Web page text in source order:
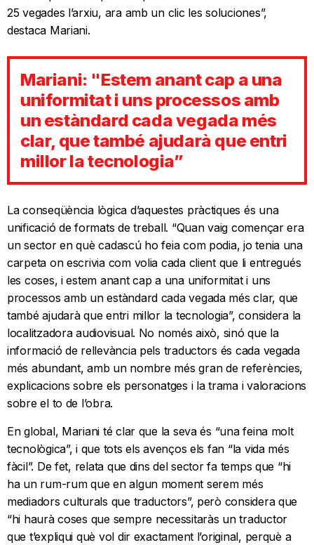
25 vegades l’arxiu, ara amb un clic les soluciones”,
destaca Mariani.
Mariani: "Estem anant cap a una
uniformitat i uns processos amb
un estàndard cada vegada més
clar, que també ajudarà que entri
millor la tecnologia”
La conseqüència lògica d’aquestes pràctiques és una
unificació de formats de treball. “Quan vaig començar era
un sector en què cadascú ho feia com podia, jo tenia una
carpeta on escrivia com volia cada client que li entregués
les coses, i estem anant cap a una uniformitat i uns
processos amb un estàndard cada vegada més clar, que
també ajudarà que entri millor la tecnologia”, considera la
localitzadora audiovisual. No només això, sinó que la
informació de rellevància pels traductors és cada vegada
més abundant, amb un nombre més gran de referències,
explicacions sobre els personatges i la trama i valoracions
sobre el to de l’obra.
En global, Mariani té clar que la seva és “una feina molt
tecnològica”, i que tots els avenços els fan “la vida més
fàcil”. De fet, relata que dins del sector fa temps que “hi
ha un rum-rum que en algun moment serem més
mediadors culturals que traductors”, però considera que
“hi haurà coses que sempre necessitaràs un traductor
que t’expliqui què vol dir exactament l’original, perquè a